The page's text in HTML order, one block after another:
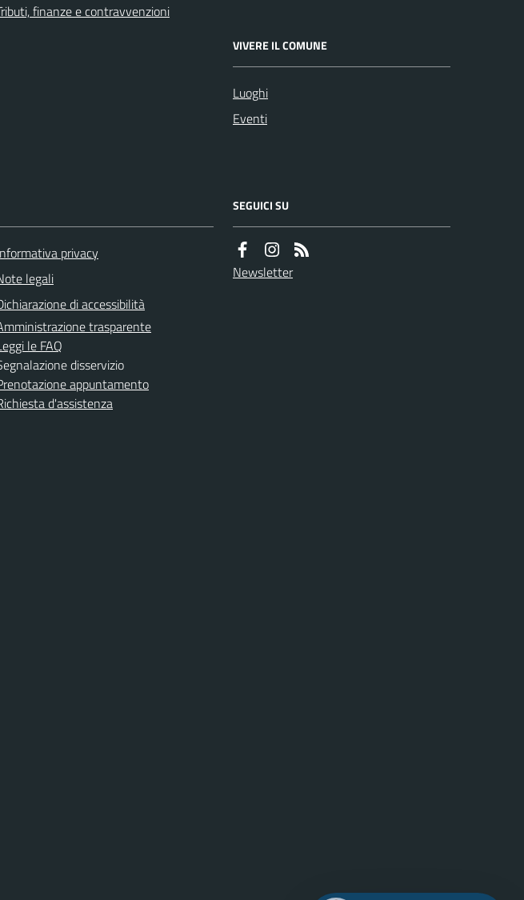
finanze e contravvenzioni
VIVERE IL COMUNE
Luoghi
Eventi
privacy
legali
di accessibilità
trasparente
le FAQ
disservizio
appuntamento
d'assistenza
SEGUICI SU
Newsletter